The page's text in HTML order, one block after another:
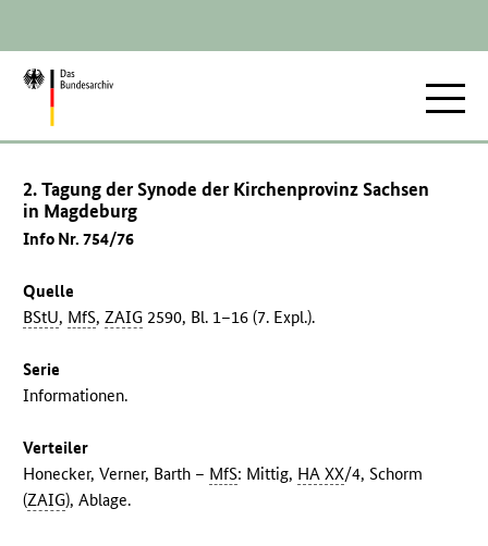
Zur
2. Tagung der Synode der Kirchenprovinz Sachsen
in Magdeburg
Info Nr. 754/76
Quelle
BStU, MfS,ZAIG 2590, Bl. 1–16 (7. Expl.).
Serie
Informationen.
Verteiler
Honecker, Verner, Barth – MfS: Mittig, HA XX/4, Schorm
(ZAIG), Ablage.